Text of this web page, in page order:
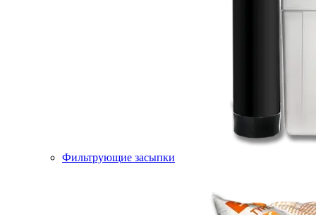
Фильтрующие засыпки